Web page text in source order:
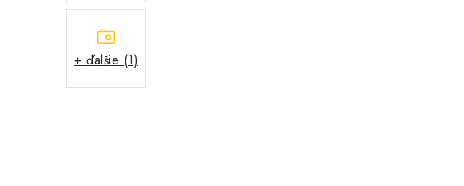
+ ďalšie (1)